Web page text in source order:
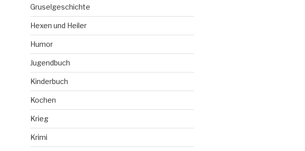
Gruselgeschichte
Hexen und Heiler
Humor
Jugendbuch
Kinderbuch
Kochen
Krieg
Krimi